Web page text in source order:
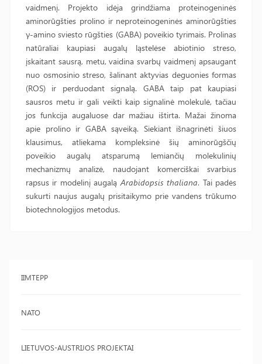
IIMTEPP
NATO
LIETUVOS-AUSTRIJOS PROJEKTAI
vaidmenį. Projekto idėja grindžiama proteinogeninės
aminorūgšties prolino ir neproteinogeninės aminorūgšties
γ-amino sviesto rūgšties (GABA) poveikio tyrimais. Prolinas
natūraliai kaupiasi augalų ląstelėse abiotinio streso,
įskaitant sausrą, metu, vaidina svarbų vaidmenį apsaugant
nuo osmosinio streso, šalinant aktyvias deguonies formas
(ROS) ir perduodant signalą. GABA taip pat kaupiasi
sausros metu ir gali veikti kaip signalinė molekulė, tačiau
jos funkcija augaluose dar mažiau ištirta. Mažai žinoma
apie prolino ir GABA sąveiką. Siekiant išnagrinėti šiuos
klausimus, atliekama kompleksinė šių aminorūgščių
poveikio augalų atsparumą lemiančių molekulinių
mechanizmų analizė, naudojant komerciškai svarbius
rapsus ir modelinį augaląArabidopsis thaliana. Tai padės
sukurti naujus augalų prisitaikymo prie vandens trūkumo
biotechnologijos metodus.